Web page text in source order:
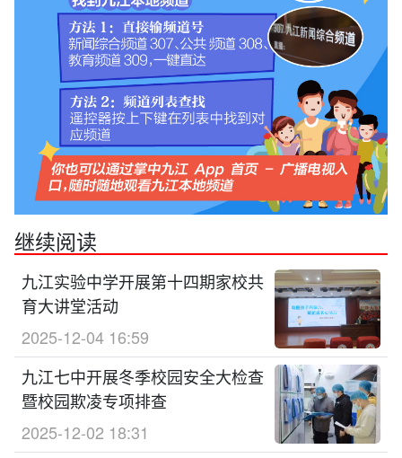
继续阅读
九江实验中学开展第十四期家校共
育大讲堂活动
2025-12-04 16:59
九江七中开展冬季校园安全大检查
暨校园欺凌专项排查
2025-12-02 18:31